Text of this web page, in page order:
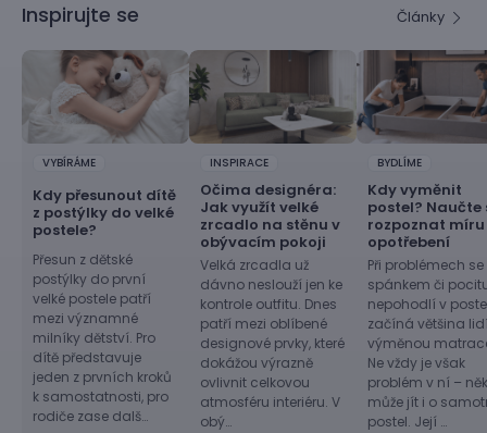
Inspirujte se Články
VYBÍRÁME
Kdy přesunout dítě
z postýlky do velké
postele?
Přesun z dětské
postýlky do první
velké postele patří
mezi významné
milníky dětství. Pro
dítě představuje
jeden z prvních kroků
k samostatnosti, pro
rodiče zase dalš…
INSPIRACE
Očima designéra:
Jak využít velké
zrcadlo na stěnu v
obývacím pokoji
Velká zrcadla už
dávno neslouží jen ke
kontrole outfitu. Dnes
patří mezi oblíbené
designové prvky, které
dokážou výrazně
ovlivnit celkovou
atmosféru interiéru. V
obý…
BYDLÍME
Kdy vyměnit
postel? Naučte
rozpoznat míru
opotřebení
Při problémech se
spánkem či
nepohodlí v
začíná většina
výměnou
Ne vždy je však
problém v ní –
může jít i o
postel. Její …